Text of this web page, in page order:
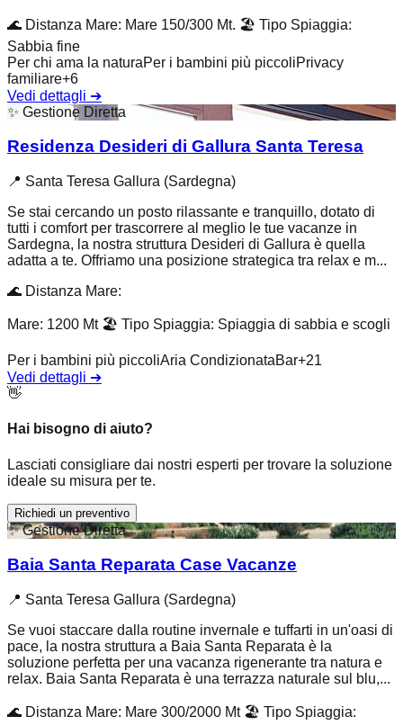
🌊 Distanza Mare: Mare 150/300 Mt. 🏖️ Tipo Spiaggia:
Sabbia fine
Per chi ama la naturaPer i bambini più piccoliPrivacy
familiare+6
Vedi dettagli ➔
✨ Gestione Diretta
Residenza Desideri di Gallura Santa Teresa
📍 Santa Teresa Gallura (Sardegna)
Se stai cercando un posto rilassante e tranquillo, dotato di
tutti i comfort per trascorrere al meglio le tue vacanze in
Sardegna, la nostra struttura Desideri di Gallura è quella
adatta a te. Offriamo una posizione strategica tra relax e m...
🌊 Distanza Mare:
Mare: 1200 Mt 🏖️ Tipo Spiaggia: Spiaggia di sabbia e scogli
Per i bambini più piccoliAria CondizionataBar+21
Vedi dettagli ➔
👋
Hai bisogno di aiuto?
Lasciati consigliare dai nostri esperti per trovare la soluzione
ideale su misura per te.
Richiedi un preventivo
✨Gestione Diretta
Baia Santa Reparata Case Vacanze
📍 Santa Teresa Gallura (Sardegna)
Se vuoi staccare dalla routine invernale e tuffarti in un'oasi di
pace, la nostra struttura a Baia Santa Reparata è la
soluzione perfetta per una vacanza rigenerante tra natura e
relax. Baia Santa Reparata è una terrazza naturale sul blu,...
🌊 Distanza Mare: Mare 300/2000 Mt 🏖️ Tipo Spiaggia: